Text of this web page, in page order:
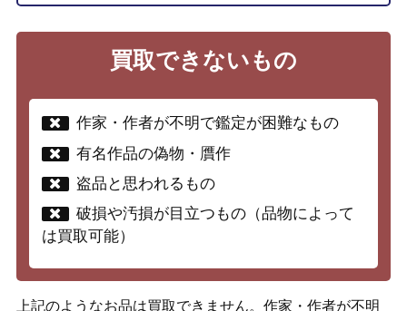
買取できないもの
作家・作者が不明で鑑定が困難なもの
有名作品の偽物・贋作
盗品と思われるもの
破損や汚損が目立つもの（品物によって
は買取可能）
上記のようなお品は買取できません。作家・作者が不明